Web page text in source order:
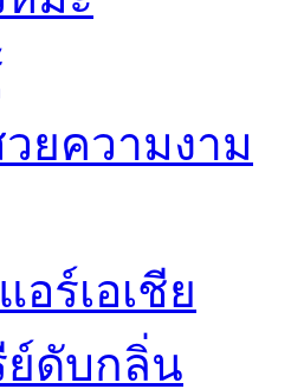
ยความงาม
อร์เอเชีย
ดับกลิ่น